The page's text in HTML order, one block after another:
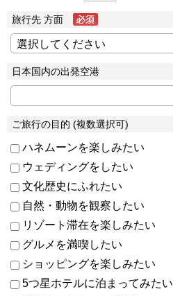
旅行先 方面
日本国内の出発空港
ご旅行の目的 (複数選択可)
ハネムーンを楽しみたい
ウェディングをしたい
文化歴史にふれたい
自然・動物を観察したい
リゾート滞在を楽しみたい
グルメを満喫したい
ショッピングを楽しみたい
5つ星ホテルに泊まってみたい